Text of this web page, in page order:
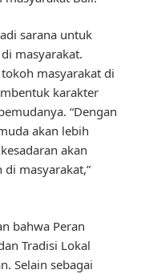
sarana untuk
masyarakat.
masyarakat di
karakter
“Dengan
akan lebih
akan
masyarakat,”
bahwa Peran
Tradisi Lokal
Selain sebagai